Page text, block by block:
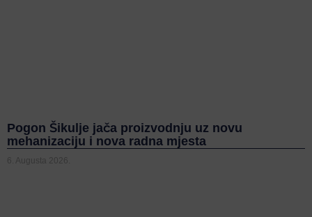
Pogon Šikulje jača proizvodnju uz novu
mehanizaciju i nova radna mjesta
6. Augusta 2026.